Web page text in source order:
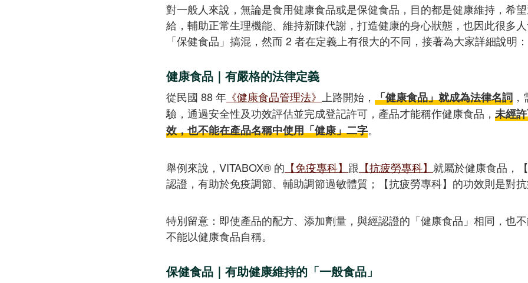
對一般人來說，無論是食用健康食品或是保健食品，目的都是健康維持，希
給，輔助正常生理機能、維持新陳代謝，打造健康的身心狀態，也因此很多
「保健食品」搞混，然而 2 者在定義上有很大的不同，接著為大家詳細說明：
健康食品｜有嚴格的法律定義
從民國 88 年 《健康食品管理法》 上路開始， 「健康食品」就成為法律名詞
驗，通過安全性及功效評估並完成登記許可，產品才能稱作健康食品， 未經
效，也不能在產品名稱中使用「健康」二字。
舉例來說，VITABOX® 的 【免疫專科】 跟 【抗疲勞專科】 就屬於健康食品，
認證，有助於免疫調節、輔助調節過敏體質；【抗疲勞專科】的功效則是對
特別留意：即使產品的配方、添加劑量，與經認證的「健康食品」相同，也
不能以健康食品自稱。
保健食品｜有助健康維持的「一般食品」